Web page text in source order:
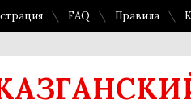
FAQ Правила